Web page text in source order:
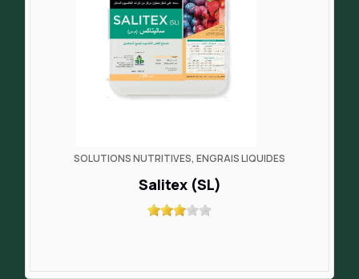
SOLUTIONS NUTRITIVES, ENGRAIS LIQUIDES
Salitex (SL)